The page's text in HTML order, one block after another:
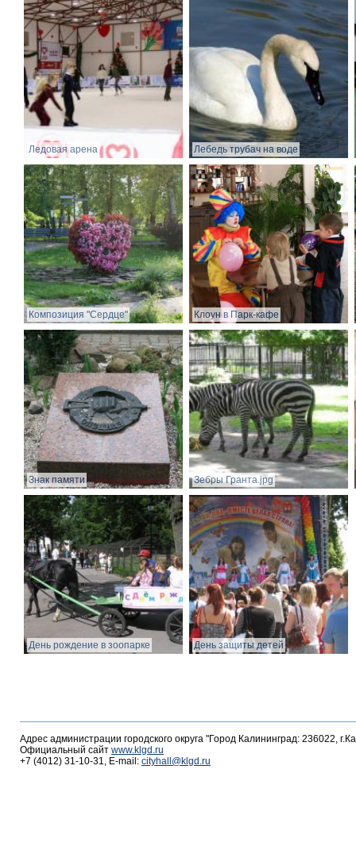
Ледовая арена Лебедь трубач на воде
Композиция "Сердце" Клоун в Парк-кафе
Знак памяти Зебры Гранта.jpg
День рождение в зоопарке День защиты детей
Адрес администрации городского округа "Город Калининград: 236022,
Официальный сайт www.klgd.ru
+7 (4012) 31-10-31, E-mail: cityhall@klgd.ru